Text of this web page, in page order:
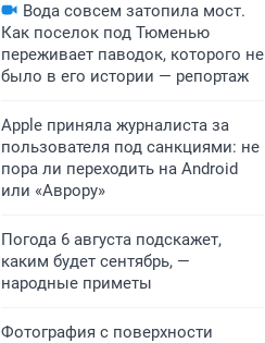
Вода совсем затопила мост.
Как поселок под Тюменью
переживает паводок, которого не
было в его истории — репортаж
Apple приняла журналиста за
пользователя под санкциями: не
пора ли переходить на Android
или «Аврору»
Погода 6 августа подскажет,
каким будет сентябрь, —
народные приметы
Фотография с поверхности